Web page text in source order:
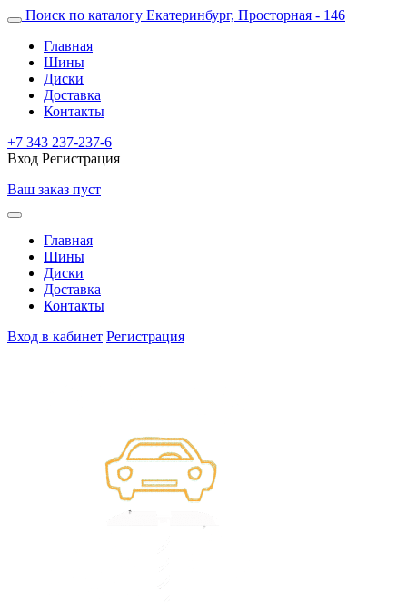
Поиск по каталогу Екатеринбург, Просторная - 146
Главная
Шины
Диски
Доставка
Контакты
+7 343 237-237-6
Вход Регистрация
Ваш заказ пуст
Главная
Шины
Диски
Доставка
Контакты
Вход в кабинет Регистрация